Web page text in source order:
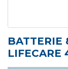
BATTERIE
LIFECARE